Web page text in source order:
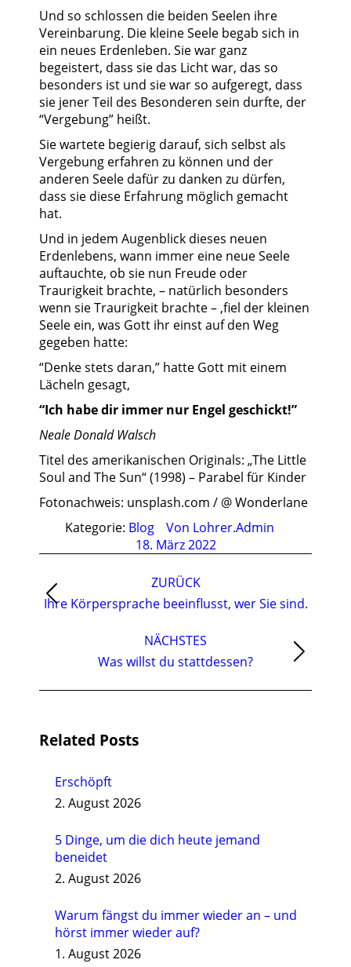
Und so schlossen die beiden Seelen ihre
Vereinbarung. Die kleine Seele begab sich in
ein neues Erdenleben. Sie war ganz
begeistert, dass sie das Licht war, das so
besonders ist und sie war so aufgeregt, dass
sie jener Teil des Besonderen sein durfte, der
“Vergebung” heißt.
Sie wartete begierig darauf, sich selbst als
Vergebung erfahren zu können und der
anderen Seele dafür zu danken zu dürfen,
dass sie diese Erfahrung möglich gemacht
hat.
Und in jedem Augenblick dieses neuen
Erdenlebens, wann immer eine neue Seele
auftauchte, ob sie nun Freude oder
Traurigkeit brachte, – natürlich besonders
wenn sie Traurigkeit brachte – ,fiel der kleinen
Seele ein, was Gott ihr einst auf den Weg
gegeben hatte:
“Denke stets daran,” hatte Gott mit einem
Lächeln gesagt,
“Ich habe dir immer nur Engel geschickt!”
Neale Donald Walsch
Titel des amerikanischen Originals: „The Little
Soul and The Sun“ (1998) – Parabel für Kinder
Fotonachweis: unsplash.com / @ Wonderlane
Kategorie: Blog Von Lohrer.Admin
18. März 2022
ZURÜCK
Vorheriger
Ihre Körpersprache beeinflusst, wer Sie sind.
NÄCHSTES
Nächster
Was willst du stattdessen?
Related Posts
Erschöpft
2. August 2026
5 Dinge, um die dich heute jemand
beneidet
2. August 2026
Warum fängst du immer wieder an – und
hörst immer wieder auf?
1. August 2026